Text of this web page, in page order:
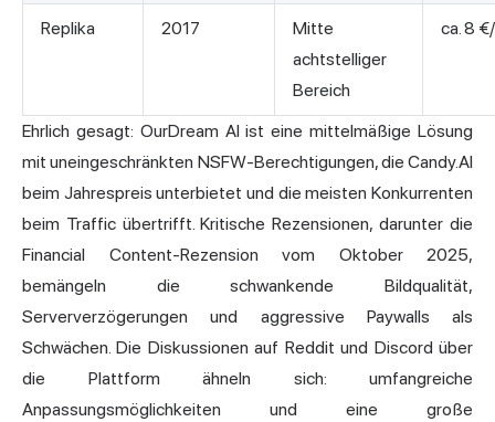
Replika 2017
Mitte
achtstelliger
Bereich
ca. 8
Ehrlich gesagt: OurDream AI ist eine mittelmäßige Lösung
mit uneingeschränkten NSFW-Berechtigungen, die Candy.AI
beim Jahrespreis unterbietet und die meisten Konkurrenten
beim Traffic übertrifft. Kritische Rezensionen, darunter die
Financial Content-Rezension vom Oktober 2025,
bemängeln die schwankende Bildqualität,
Serververzögerungen und aggressive Paywalls als
Schwächen. Die Diskussionen auf Reddit und Discord über
die Plattform ähneln sich: umfangreiche
Anpassungsmöglichkeiten und eine große